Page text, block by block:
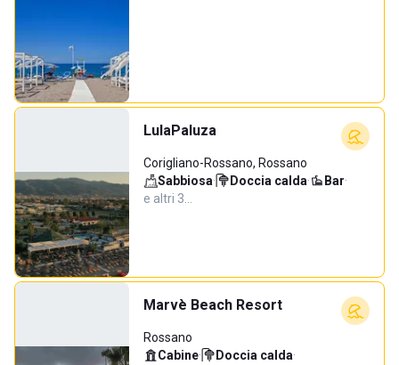
LulaPaluza
Corigliano-Rossano, Rossano
Sabbiosa· Doccia calda· Bar·
e altri 3…
Marvè Beach Resort
Rossano
Cabine· Doccia calda·